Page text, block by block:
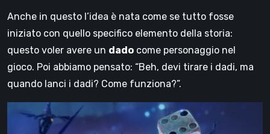
Anche in questo l’idea è nata come se tutto fosse
iniziato con quello specifico elemento della storia:
questo voler avere un dado come personaggio nel
gioco. Poi abbiamo pensato: “Beh, devi tirare i dadi, ma
quando lanci i dadi? Come funziona?”.